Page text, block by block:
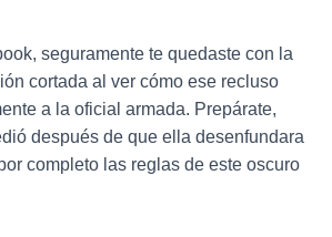
Ó
seguramente te quedaste con la
cortada al ver cómo ese recluso
a la oficial armada. Prepárate,
después de que ella desenfundara
completo las reglas de este oscuro